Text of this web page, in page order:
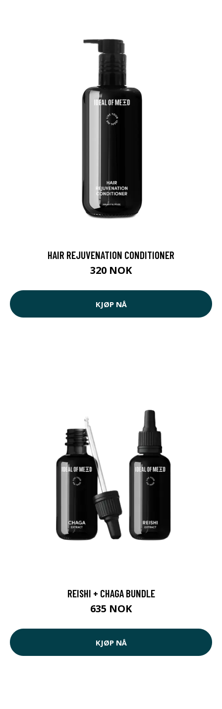
HAIR REJUVENATION CONDITIONER
320 NOK
KJØP NÅ
REISHI + CHAGA BUNDLE
635 NOK
KJØP NÅ